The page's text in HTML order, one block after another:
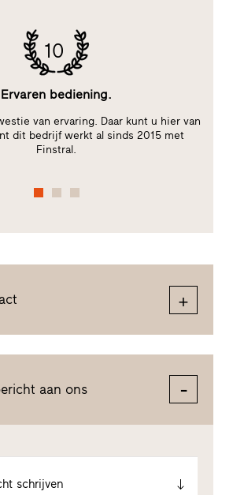
10
Ervaren bediening.
van ervaring. Daar kunt u hier van
dit bedrijf werkt al sinds 2015 met
Finstral.
aan ons
schrijven